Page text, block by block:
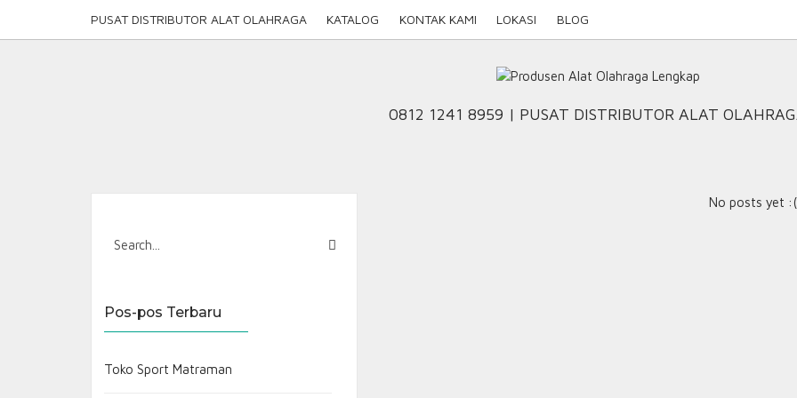
PUSAT DISTRIBUTOR ALAT OLAHRAGA KATALOG KONTAK KAMI LOKASI BLOG
0812 1241 8959 | PUSAT DISTRIBUTOR ALAT
No posts yet :(
Pos-pos Terbaru
Toko Sport Matraman